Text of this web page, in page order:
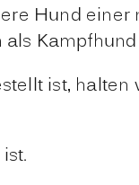
Hund
ist, halten